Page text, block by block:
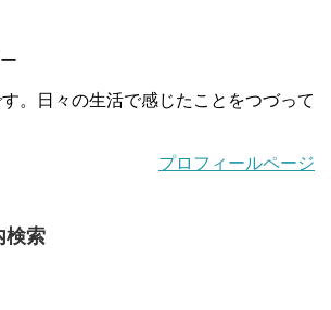
。日々の生活で感じたことをつづって
プロフィールページ
検索